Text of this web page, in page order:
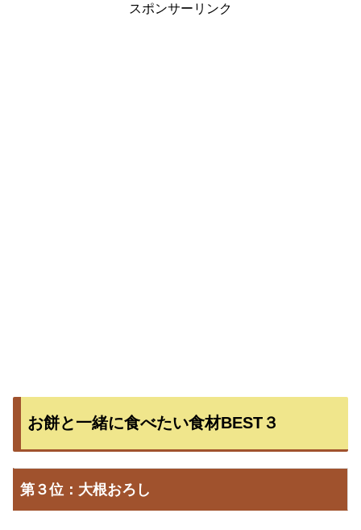
スポンサーリンク
お餅と一緒に食べたい食材BEST３
第３位：大根おろし